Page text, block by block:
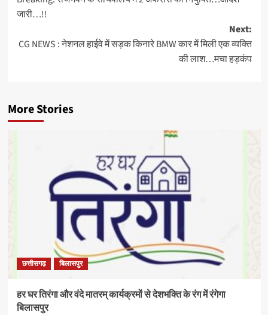
navigation
जारी…!!
Next:
CG NEWS : नेशनल हाईवे में सड़क किनारे BMW कार में मिली एक व्यक्ति
की लाश…मचा हड़कंप
More Stories
छत्तीसगढ़ बिलासपुर
हर घर तिरंगा और वंदे मातरम् कार्यक्रमों से देशभक्ति के रंग में रंगेगा
बिलासपुर